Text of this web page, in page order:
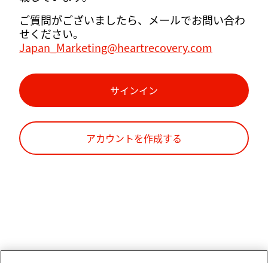
ご質問がございましたら、メールでお問い合わ
せください。
Japan_Marketing@heartrecovery.com